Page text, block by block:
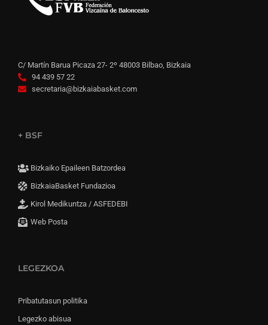
C/ Martín Barua Picaza 27- 2º 48003 Bilbao, Bizkaia
94 439 57 22
secretaria@bizkaiabasket.com
+ BSF
Bizkaiko Epaileen Batzordea
BizkaiaBasket Fundazioa
Kirol Medikuntza / ASFEDEBI
Web Posta
LEGEZKOA
Pribatutasun politika
Legezko abisua